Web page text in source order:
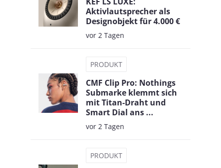
Aktivlautsprecher als
Designobjekt für 4.000 €
vor 2 Tagen
PRODUKT
CMF Clip Pro: Nothings
Submarke klemmt sich
mit Titan-Draht und
Smart Dial ans ...
vor 2 Tagen
PRODUKT